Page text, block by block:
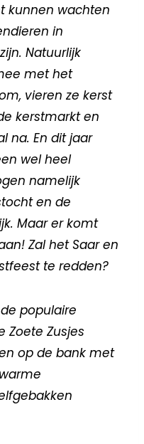
kunnen wachten
in
Natuurlijk
met het
vieren ze kerst
kerstmarkt en
na. En dit jaar
wel heel
namelijk
en de
Maar er komt
Zal het Saar en
te redden?
populaire
Zoete Zusjes
op de bank met